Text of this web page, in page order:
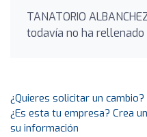
TANATORIO
todavía no ha rellenado
¿Quieres solicitar un cambio?
¿Es esta tu empresa? Crea
su información